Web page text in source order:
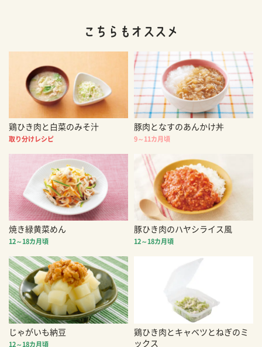
鶏ひき肉と白菜のみそ汁
取り分けレシピ
豚肉となすのあんかけ丼
9～11カ月頃
焼き緑黄菜めん
12～18カ月頃
豚ひき肉のハヤシライス風
12～18カ月頃
じゃがいも納豆
12～18カ月頃
鶏ひき肉とキャベツとねぎのミ
ックス